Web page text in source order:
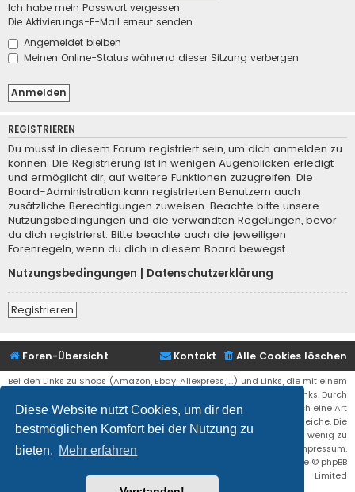
Diese Website nutzt Cookies, um dir den
bestmöglichen Komfort bei der Nutzung zu
bieten. Mehr erfahren
Ich habe mein Passwort vergessen
Die Aktivierungs-E-Mail erneut senden
Angemeldet bleiben
Meinen Online-Status während dieser Sitzung verbergen
REGISTRIEREN
Du musst in diesem Forum registriert sein, um dich anmelden zu
können. Die Registrierung ist in wenigen Augenblicken erledigt
und ermöglicht dir, auf weitere Funktionen zuzugreifen. Die
Board-Administration kann registrierten Benutzern auch
zusätzliche Berechtigungen zuweisen. Beachte bitte unsere
Nutzungsbedingungen und die verwandten Regelungen, bevor
du dich registrierst. Bitte beachte auch die jeweiligen
Forenregeln, wenn du dich in diesem Board bewegst.
Nutzungsbedingungen
Datenschutzerklärung
Registrieren
Foren-Übersicht Alle Cookies löschen
Kontakt
Bei den Links zu Shops (Amazon, Ebay, Aliexpress, ...) und Links, die mit einem
Stern (*) markiert sind, kann es sich um sogenannte Affiliate Links. Durch
den Kauf eines Produktes über einen Affiliate Link erhälte ich eine Art
Umsatzbeteiligung gutgeschrieben. Für euch bleibt der Preis der gleiche. Die
Einnahmen helfen die Hostgebühren für diese Webseite ein wenig zu
reduzieren. Siehe auch das Impressum.
® Forum Software © phpBB
Limited